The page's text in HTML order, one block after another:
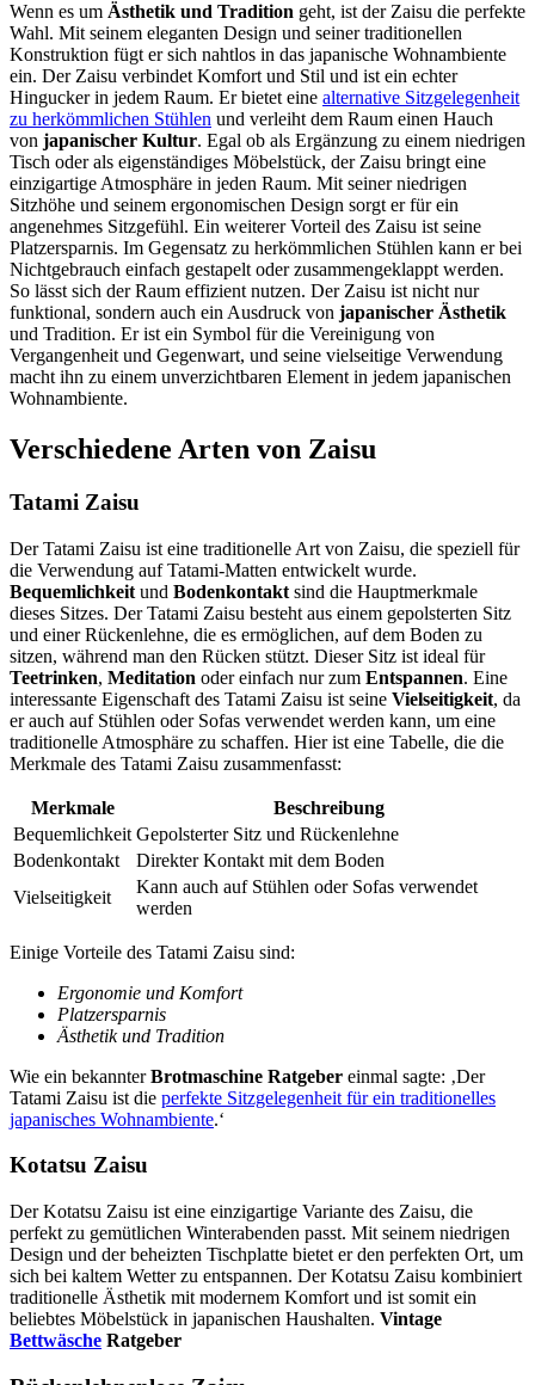
Wenn es um Ästhetik und Tradition geht, ist der Zaisu die perfekte
Wahl. Mit seinem eleganten Design und seiner traditionellen
Konstruktion fügt er sich nahtlos in das japanische Wohnambiente
ein. Der Zaisu verbindet Komfort und Stil und ist ein echter
Hingucker in jedem Raum. Er bietet eine alternative Sitzgelegenheit
zu herkömmlichen Stühlen und verleiht dem Raum einen Hauch
von japanischer Kultur. Egal ob als Ergänzung zu einem niedrigen
Tisch oder als eigenständiges Möbelstück, der Zaisu bringt eine
einzigartige Atmosphäre in jeden Raum. Mit seiner niedrigen
Sitzhöhe und seinem ergonomischen Design sorgt er für ein
angenehmes Sitzgefühl. Ein weiterer Vorteil des Zaisu ist seine
Platzersparnis. Im Gegensatz zu herkömmlichen Stühlen kann er bei
Nichtgebrauch einfach gestapelt oder zusammengeklappt werden.
So lässt sich der Raum effizient nutzen. Der Zaisu ist nicht nur
funktional, sondern auch ein Ausdruck von japanischer Ästhetik
und Tradition. Er ist ein Symbol für die Vereinigung von
Vergangenheit und Gegenwart, und seine vielseitige Verwendung
macht ihn zu einem unverzichtbaren Element in jedem japanischen
Wohnambiente.
Verschiedene Arten von Zaisu
Tatami Zaisu
Der Tatami Zaisu ist eine traditionelle Art von Zaisu, die speziell für
die Verwendung auf Tatami-Matten entwickelt wurde.
Bequemlichkeit und Bodenkontakt sind die Hauptmerkmale
dieses Sitzes. Der Tatami Zaisu besteht aus einem gepolsterten Sitz
und einer Rückenlehne, die es ermöglichen, auf dem Boden zu
sitzen, während man den Rücken stützt. Dieser Sitz ist ideal für
Teetrinken, Meditation oder einfach nur zum Entspannen. Eine
interessante Eigenschaft des Tatami Zaisu ist seine Vielseitigkeit, da
er auch auf Stühlen oder Sofas verwendet werden kann, um eine
traditionelle Atmosphäre zu schaffen. Hier ist eine Tabelle, die die
Merkmale des Tatami Zaisu zusammenfasst:
Merkmale
Beschreibung
Bequemlichkeit Gepolsterter Sitz und Rückenlehne
Bodenkontakt
Direkter Kontakt mit dem Boden
Vielseitigkeit
Kann auch auf Stühlen oder Sofas verwendet
werden
Einige Vorteile des Tatami Zaisu sind:
Ergonomie und Komfort
Platzersparnis
Ästhetik und Tradition
Wie ein bekannterBrotmaschine Ratgeber einmal sagte: ‚Der
Tatami Zaisu ist die perfekte Sitzgelegenheit für ein traditionelles
japanisches Wohnambiente.‘
Kotatsu Zaisu
Der Kotatsu Zaisu ist eine einzigartige Variante des Zaisu, die
perfekt zu gemütlichen Winterabenden passt. Mit seinem niedrigen
Design und der beheizten Tischplatte bietet er den perfekten Ort, um
sich bei kaltem Wetter zu entspannen. Der Kotatsu Zaisu kombiniert
traditionelle Ästhetik mit modernem Komfort und ist somit ein
beliebtes Möbelstück in japanischen Haushalten. Vintage
Bettwäsche Ratgeber